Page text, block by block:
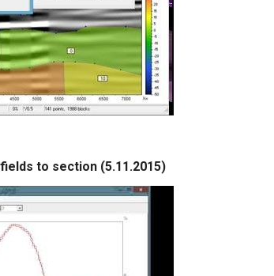
to section (5.11.2015)